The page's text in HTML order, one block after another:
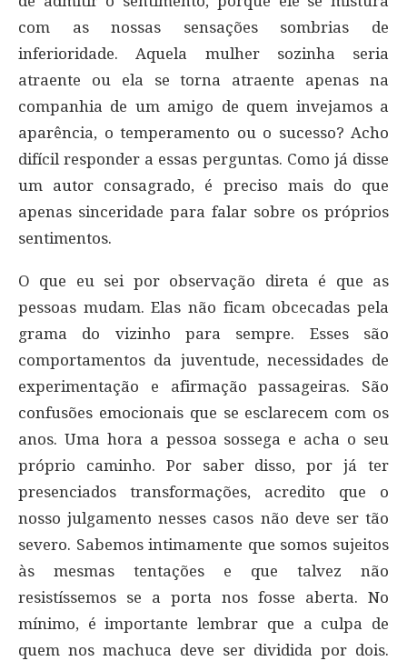
com as nossas sensações sombrias de
inferioridade. Aquela mulher sozinha seria
atraente ou ela se torna atraente apenas na
companhia de um amigo de quem invejamos a
aparência, o temperamento ou o sucesso? Acho
difícil responder a essas perguntas. Como já disse
um autor consagrado, é preciso mais do que
apenas sinceridade para falar sobre os próprios
sentimentos.
O que eu sei por observação direta é que as
pessoas mudam. Elas não ficam obcecadas pela
grama do vizinho para sempre. Esses são
comportamentos da juventude, necessidades de
experimentação e afirmação passageiras. São
confusões emocionais que se esclarecem com os
anos. Uma hora a pessoa sossega e acha o seu
próprio caminho. Por saber disso, por já ter
presenciados transformações, acredito que o
nosso julgamento nesses casos não deve ser tão
severo. Sabemos intimamente que somos sujeitos
às mesmas tentações e que talvez não
resistíssemos se a porta nos fosse aberta. No
mínimo, é importante lembrar que a culpa de
quem nos machuca deve ser dividida por dois.